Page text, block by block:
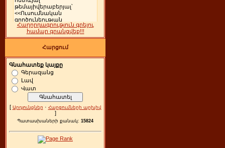
Հաղորդագրություն գրելու
համար գրանցվեք!!!
Հարցում
Գնահատեք կայքը
Գերազանց
Լավ
Վատ
[ Արդյունքներ · Հարցումների արխիվ
]
Պատասխաների քանակ: 15824